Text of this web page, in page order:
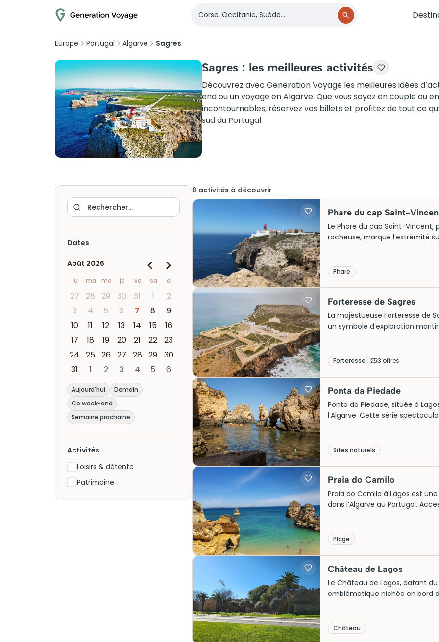
Europe Portugal Algarve Sagres
Sagres : les meilleures activités
Découvrez avec Generation Voyage les meilleures idées
end ou un voyage en Algarve. Que vous soyez en couple ou
incontournables, réservez vos billets et profitez de tout ce
sud du Portugal.
Dates
Août 2026
lu ma me je ve sa di
27 28 29 30 31 1
2
3
4 5 6 7 8
9
10
11 12 13 14 15
16
17
18 19 20 21 22
23
24
25 26 27 28 29
30
31
1 2 3 4 5 6
Aujourd'hui
Demain
Ce week-end
Semaine prochaine
Activités
Loisirs & détente
Patrimoine
8 activités à découvrir
Phare du cap Saint-
Le Phare du cap Saint-Vincent,
rocheuse, marque l’extrémité
phare actuel date de 1846 et
offrant également des
Phare
Forteresse de Sagres
La majestueuse Forteresse de
un symbole d’exploration
Aujourd’hui, elle attire de
vues panoramiques. Réservez
de ce site historique
Forteresse 3 offres
Ponta da Piedade
Ponta da Piedade, située à
l’Algarve. Cette série
protégé la côte. Aujourd’hui,
souvent explorées via des
inoubliable au cœur de la
Sites naturels
Praia do Camilo
Praia do Camilo à Lagos est
dans l’Algarve au Portugal.
est aujourd’hui un sanctuaire
photographes, offrant un
préservée de la région.
Plage
Château de Lagos
Le Château de Lagos, datant
emblématique nichée en bord
Lagos des invasions, il
patrimoine culturel de la
Château